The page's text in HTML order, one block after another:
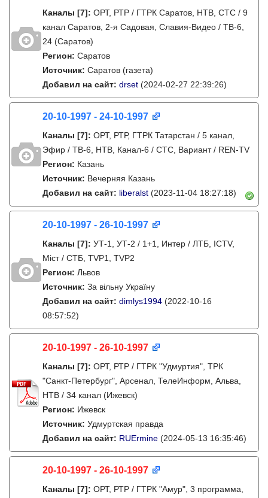
Каналы [7]: ОРТ, РТР / ГТРК Саратов, НТВ, СТС / 9
канал Саратов, 2-я Садовая, Славия-Видео / ТВ-6,
24 (Саратов)
Регион: Саратов
Источник: Саратов (газета)
Добавил на сайт: drset (2024-02-27 22:39:26)
20-10-1997 - 24-10-1997
Каналы [7]: ОРТ, РТР, ГТРК Татарстан / 5 канал,
Эфир / ТВ-6, НТВ, Канал-6 / СТС, Вариант / REN-TV
Регион: Казань
Источник: Вечерняя Казань
Добавил на сайт: liberalst (2023-11-04 18:27:18)
20-10-1997 - 26-10-1997
Каналы [7]: УТ-1, УТ-2 / 1+1, Интер / ЛТБ, ICTV,
Міст / СТБ, TVP1, TVP2
Регион: Львов
Источник: За вільну Україну
Добавил на сайт: dimlys1994 (2022-10-16
08:57:52)
20-10-1997 - 26-10-1997
Каналы [7]: ОРТ, РТР / ГТРК "Удмуртия", ТРК
"Санкт-Петербург", Арсенал, ТелеИнформ, Альва,
НТВ / 34 канал (Ижевск)
Регион: Ижевск
Источник: Удмуртская правда
Добавил на сайт: RUErmine (2024-05-13 16:35:46)
20-10-1997 - 26-10-1997
Каналы [7]: ОРТ, РТР / ГТРК "Амур", 3 программа,